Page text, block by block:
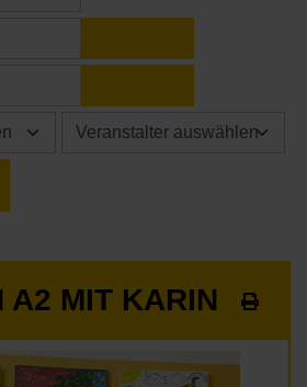
A2 MIT KARIN